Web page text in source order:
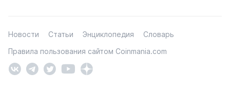
Новости Статьи Энциклопедия
Словарь
Правила пользования сайтом Coinmania.com